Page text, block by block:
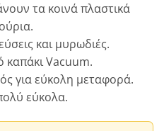
τα κοινά πλαστικά
και μυρωδιές.
καπάκι Vacuum.
για εύκολη μεταφορά.
εύκολα.